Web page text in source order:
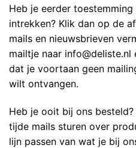
Heb je eerder
intrekken? Klik dan op de
mails en nieuwsbrieven
mailtje naar
dat je voortaan geen
wilt ontvangen.
Heb je ooit bij ons
tijde mails sturen over
lijn passen van wat je bij